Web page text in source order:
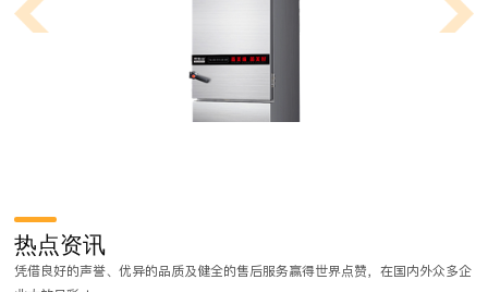
食堂厨房设备配置清单会根据经营者的经营方向(设备的质量、品牌等要求
和就餐要求)来定制，所以各个食堂厨房设备清单不尽相同。那么大型食堂
厨房设备清单有哪些呢？小编已为您归纳了一个大型食堂厨房设备明细，
热点资讯
凭借良好的声誉、优异的品质及健全的售后服务赢得世界点赞，在国内外众多企